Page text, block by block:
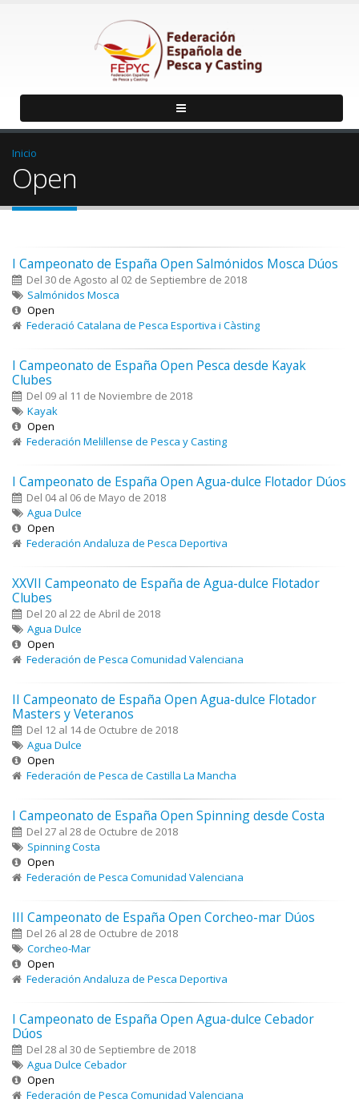
Inicio
Open
I Campeonato de España Open Salmónidos Mosca Dúos
Del 30 de Agosto al 02 de Septiembre de 2018
Salmónidos Mosca
Open
Federació Catalana de Pesca Esportiva i Càsting
I Campeonato de España Open Pesca desde Kayak
Clubes
Del 09 al 11 de Noviembre de 2018
Kayak
Open
Federación Melillense de Pesca y Casting
I Campeonato de España Open Agua-dulce Flotador Dúos
Del 04 al 06 de Mayo de 2018
Agua Dulce
Open
Federación Andaluza de Pesca Deportiva
XXVII Campeonato de España de Agua-dulce Flotador
Clubes
Del 20 al 22 de Abril de 2018
Agua Dulce
Open
Federación de Pesca Comunidad Valenciana
II Campeonato de España Open Agua-dulce Flotador
Masters y Veteranos
Del 12 al 14 de Octubre de 2018
Agua Dulce
Open
Federación de Pesca de Castilla La Mancha
I Campeonato de España Open Spinning desde Costa
Del 27 al 28 de Octubre de 2018
Spinning Costa
Open
Federación de Pesca Comunidad Valenciana
III Campeonato de España Open Corcheo-mar Dúos
Del 26 al 28 de Octubre de 2018
Corcheo-Mar
Open
Federación Andaluza de Pesca Deportiva
I Campeonato de España Open Agua-dulce Cebador
Dúos
Del 28 al 30 de Septiembre de 2018
Agua Dulce Cebador
Open
Federación de Pesca Comunidad Valenciana